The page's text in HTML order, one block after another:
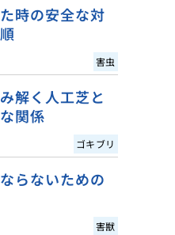
時の安全な対
害虫
解く人工芝と
関係
ゴキブリ
らないための
害獣